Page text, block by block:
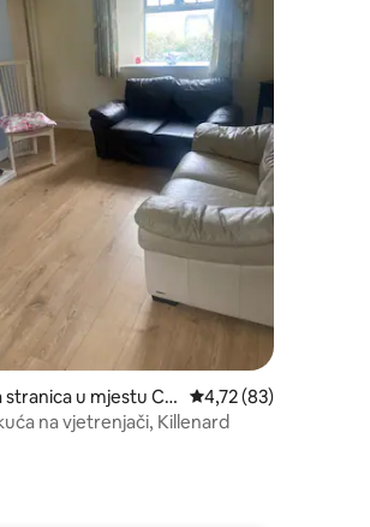
5, recenzija: 131
stranica u mjestu Co
prosječna ocjena
4,72 (83)
na vjetrenjači, Killenard